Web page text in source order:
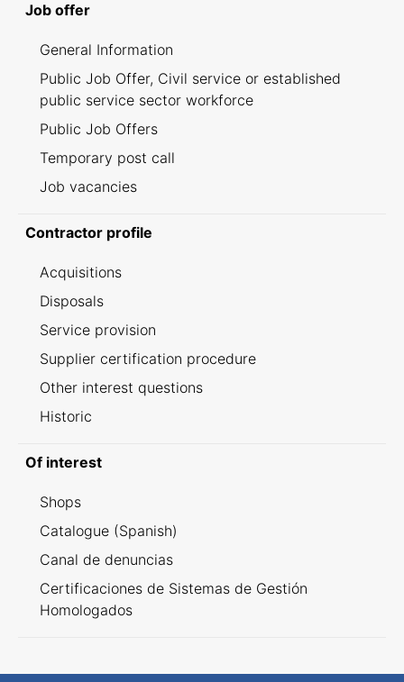
Job offer
General Information
Public Job Offer, Civil service or established
public service sector workforce
Public Job Offers
Temporary post call
Job vacancies
Contractor profile
Acquisitions
Disposals
Service provision
Supplier certification procedure
Other interest questions
Historic
Of interest
Shops
Catalogue (Spanish)
Canal de denuncias
Certificaciones de Sistemas de Gestión
Homologados